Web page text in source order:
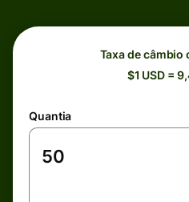
Taxa de câmbio
$1 USD =
Quantia